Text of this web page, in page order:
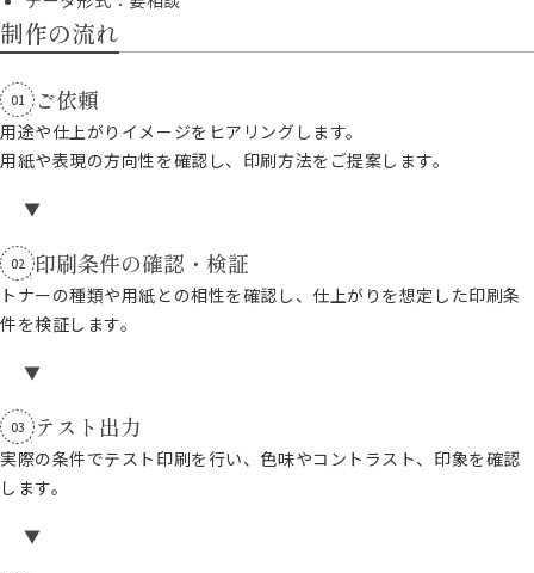
制作の流れ
01 ご依頼
用途や仕上がりイメージをヒアリングします。
用紙や表現の方向性を確認し、印刷方法をご提案します。
02 印刷条件の確認・検証
トナーの種類や用紙との相性を確認し、仕上がりを想定した印刷条
件を検証します。
03 テスト出力
実際の条件でテスト印刷を行い、色味やコントラスト、印象を確認
します。